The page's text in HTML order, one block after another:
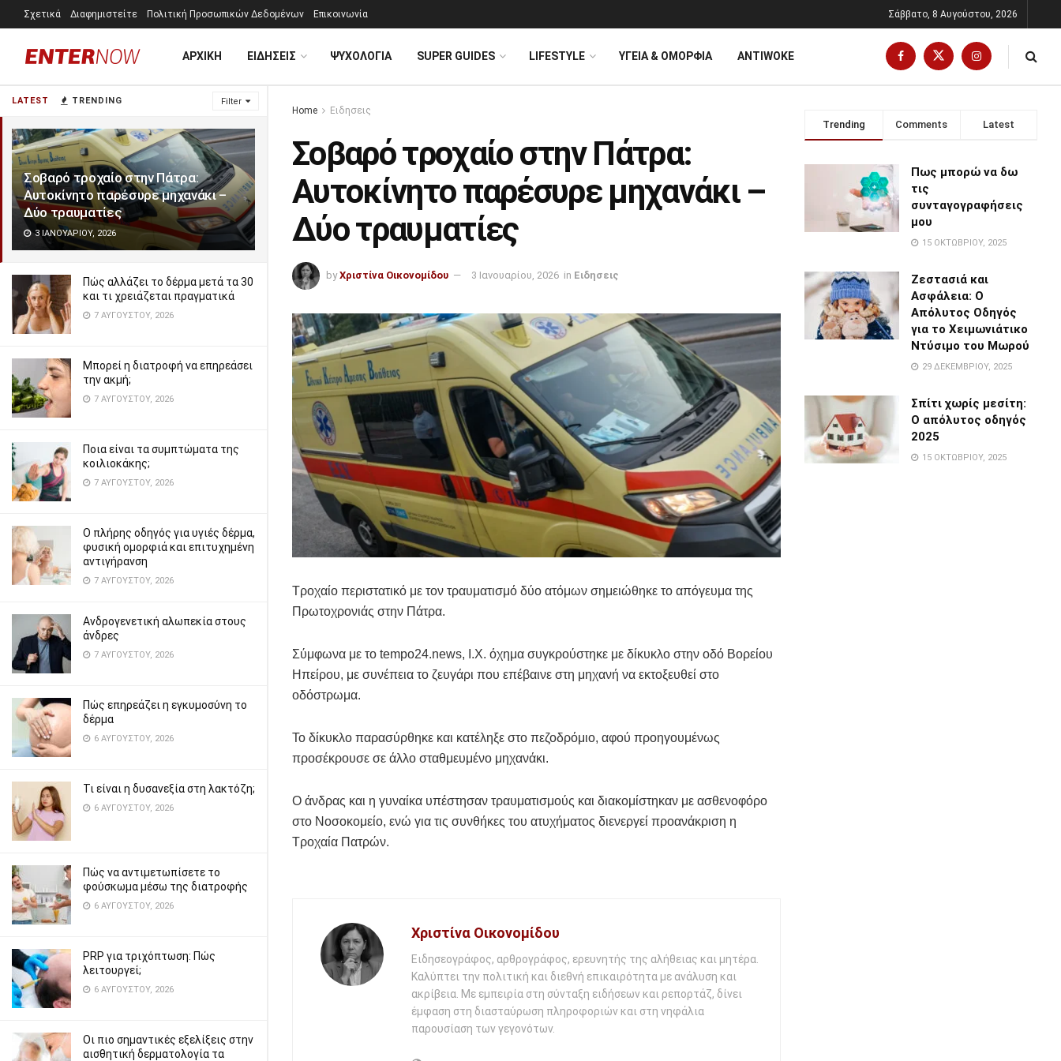
LATEST TRENDING Filter
Σοβαρό τροχαίο στην Πάτρα:
Αυτοκίνητο παρέσυρε μηχανάκι –
Δύο τραυματίες
3 ΙΑΝΟΥΑΡΊΟΥ, 2026
Πώς αλλάζει το δέρμα μετά τα 30
και τι χρειάζεται πραγματικά
7 ΑΥΓΟΎΣΤΟΥ, 2026
Μπορεί η διατροφή να επηρεάσει
την ακμή;
7 ΑΥΓΟΎΣΤΟΥ, 2026
Ποια είναι τα συμπτώματα της
κοιλιοκάκης;
7 ΑΥΓΟΎΣΤΟΥ, 2026
Ο πλήρης οδηγός για υγιές δέρμα,
φυσική ομορφιά και επιτυχημένη
αντιγήρανση
7 ΑΥΓΟΎΣΤΟΥ, 2026
Ανδρογενετική αλωπεκία στους
άνδρες
7 ΑΥΓΟΎΣΤΟΥ, 2026
Πώς επηρεάζει η εγκυμοσύνη το
δέρμα
6 ΑΥΓΟΎΣΤΟΥ, 2026
Τι είναι η δυσανεξία στη λακτόζη;
6 ΑΥΓΟΎΣΤΟΥ, 2026
Πώς να αντιμετωπίσετε το
φούσκωμα μέσω της διατροφής
6 ΑΥΓΟΎΣΤΟΥ, 2026
PRP για τριχόπτωση: Πώς
λειτουργεί;
6 ΑΥΓΟΎΣΤΟΥ, 2026
Οι πιο σημαντικές εξελίξεις στην
αισθητική δερματολογία τα
Σχετικά Διαφημιστείτε Πολιτική Προσωπικών Δεδομένων Επικοινωνία Σάββατο, 8 Αυγούστου, 2026
ΑΡΧΙΚΗ ΕΙΔΗΣΕΙΣ ΨΥΧΟΛΟΓΊΑ SUPER GUIDES LIFESTYLE ΥΓΕΙΑ & ΟΜΟΡΦΙΑ ANTIWOKE
Home Ειδησεις
Σοβαρό τροχαίο στην Πάτρα:
Αυτοκίνητο παρέσυρε μηχανάκι –
Δύο τραυματίες
by Χριστίνα Οικονομίδου 3 Ιανουαρίου, 2026 in Ειδησεις
Τροχαίο περιστατικό με τον τραυματισμό δύο ατόμων σημειώθηκε το απόγευμα της
Πρωτοχρονιάς στην Πάτρα.
Σύμφωνα με το tempo24.news, Ι.Χ. όχημα συγκρούστηκε με δίκυκλο στην οδό Βορείου
Ηπείρου, με συνέπεια το ζευγάρι που επέβαινε στη μηχανή να εκτοξευθεί στο
οδόστρωμα.
Το δίκυκλο παρασύρθηκε και κατέληξε στο πεζοδρόμιο, αφού προηγουμένως
προσέκρουσε σε άλλο σταθμευμένο μηχανάκι.
Ο άνδρας και η γυναίκα υπέστησαν τραυματισμούς και διακομίστηκαν με ασθενοφόρο
στο Νοσοκομείο, ενώ για τις συνθήκες του ατυχήματος διενεργεί προανάκριση η
Τροχαία Πατρών.
Χριστίνα Οικονομίδου
Ειδησεογράφος, αρθρογράφος, ερευνητής της αλήθειας και μητέρα.
Καλύπτει την πολιτική και διεθνή επικαιρότητα με ανάλυση και
ακρίβεια. Με εμπειρία στη σύνταξη ειδήσεων και ρεπορτάζ, δίνει
έμφαση στη διασταύρωση πληροφοριών και στη νηφάλια
παρουσίαση των γεγονότων.
Trending Comments Latest
Πως μπορώ να δω
τις
συνταγογραφήσεις
μου
15 ΟΚΤΩΒΡΊΟΥ, 2025
Ζεστασιά και
Ασφάλεια: Ο
Απόλυτος Οδηγός
για το Χειμωνιάτικο
Ντύσιμο του Μωρού
29 ΔΕΚΕΜΒΡΊΟΥ, 2025
Σπίτι χωρίς μεσίτη:
Ο απόλυτος οδηγός
2025
15 ΟΚΤΩΒΡΊΟΥ, 2025